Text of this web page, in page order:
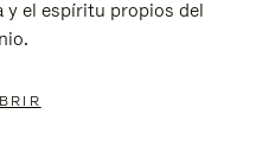
y el espíritu propios del